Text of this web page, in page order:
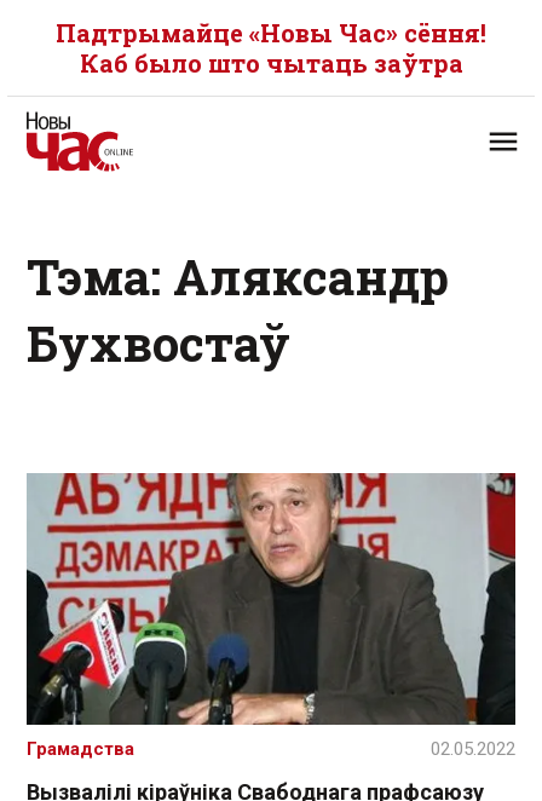
Падтрымайце «Новы Час» сёння!
Каб было што чытаць заўтра
Тэма: Аляксандр
Бухвостаў
Вызвалілі кіраўніка Свабоднага прафсаюзу
Грамадства 02.05.2022